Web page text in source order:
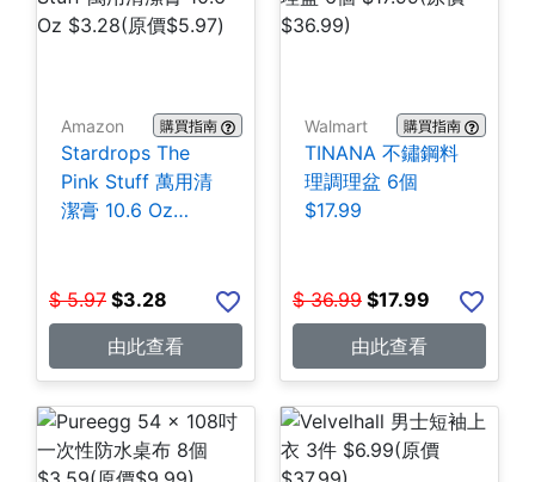
Amazon 購買指南
Stardrops The
Pink Stuff 萬用清
潔膏 10.6 Oz
$ 5.97 $3.28
由此查看
Walmart 購買指南
TINANA 不鏽鋼料
理調理盆 6個
$17.99
$ 36.99 $17.99
由此查看